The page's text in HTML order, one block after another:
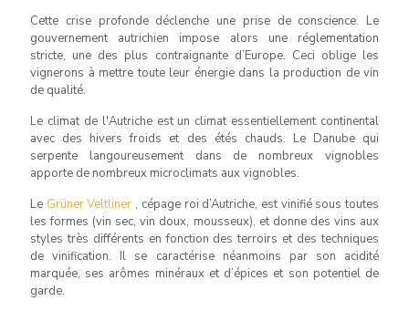
Cette crise profonde déclenche une prise de conscience. Le
gouvernement autrichien impose alors une réglementation
stricte, une des plus contraignante d’Europe. Ceci oblige les
vignerons à mettre toute leur énergie dans la production de vin
de qualité.
Le climat de l'Autriche est un climat essentiellement continental
avec des hivers froids et des étés chauds. Le Danube qui
serpente langoureusement dans de nombreux vignobles
apporte de nombreux microclimats aux vignobles.
Le Grüner Veltliner , cépage roi d’Autriche, est vinifié sous toutes
les formes (vin sec, vin doux, mousseux), et donne des vins aux
styles très différents en fonction des terroirs et des techniques
de vinification. Il se caractérise néanmoins par son acidité
marquée, ses arômes minéraux et d’épices et son potentiel de
garde.